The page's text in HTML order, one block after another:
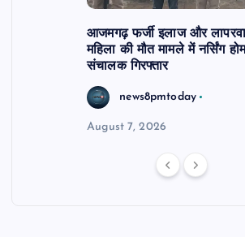
आजमगढ़ फर्जी इलाज और
महिला की मौत मामले में नर्सिंग
संचालक गिरफ्तार
news8pmtoday
August 7, 2026